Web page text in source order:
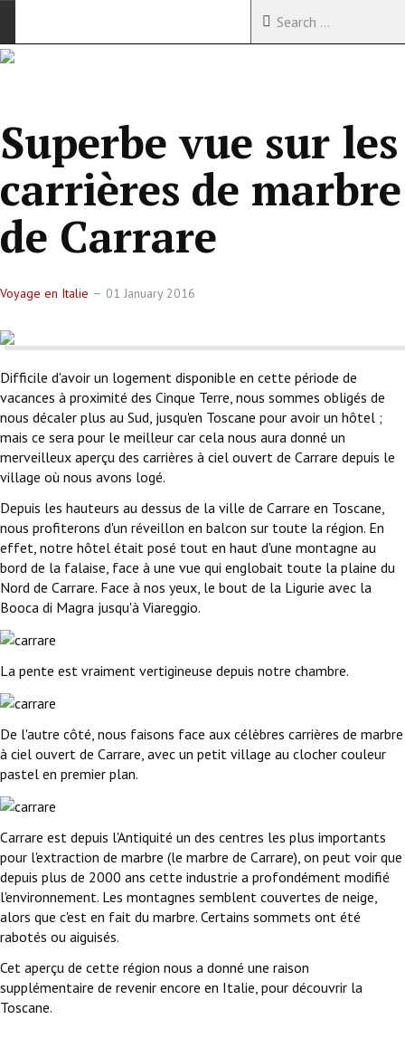
ACCUEIL
VOYAGES EN ASIE
VOYAGES DANS LE MONDE
Superbe vue sur les
carrières de marbre
de Carrare
Voyage en Italie 01 January 2016
Difficile d'avoir un logement disponible en cette période de
vacances à proximité des Cinque Terre, nous sommes obligés de
nous décaler plus au Sud, jusqu'en Toscane pour avoir un hôtel ;
mais ce sera pour le meilleur car cela nous aura donné un
merveilleux aperçu des carrières à ciel ouvert de Carrare depuis le
village où nous avons logé.
Depuis les hauteurs au dessus de la ville de Carrare en Toscane,
nous profiterons d'un réveillon en balcon sur toute la région. En
effet, notre hôtel était posé tout en haut d'une montagne au
bord de la falaise, face à une vue qui englobait toute la plaine du
Nord de Carrare. Face à nos yeux, le bout de la Ligurie avec la
Booca di Magra jusqu'à Viareggio.
La pente est vraiment vertigineuse depuis notre chambre.
De l'autre côté, nous faisons face aux célèbres carrières de marbre
à ciel ouvert de Carrare, avec un petit village au clocher couleur
pastel en premier plan.
Carrare est depuis l'Antiquité un des centres les plus importants
pour l'extraction de marbre (le marbre de Carrare), on peut voir que
depuis plus de 2000 ans cette industrie a profondément modifié
l'environnement. Les montagnes semblent couvertes de neige,
alors que c'est en fait du marbre. Certains sommets ont été
rabotés ou aiguisés.
Cet aperçu de cette région nous a donné une raison
supplémentaire de revenir encore en Italie, pour découvrir la
Toscane.